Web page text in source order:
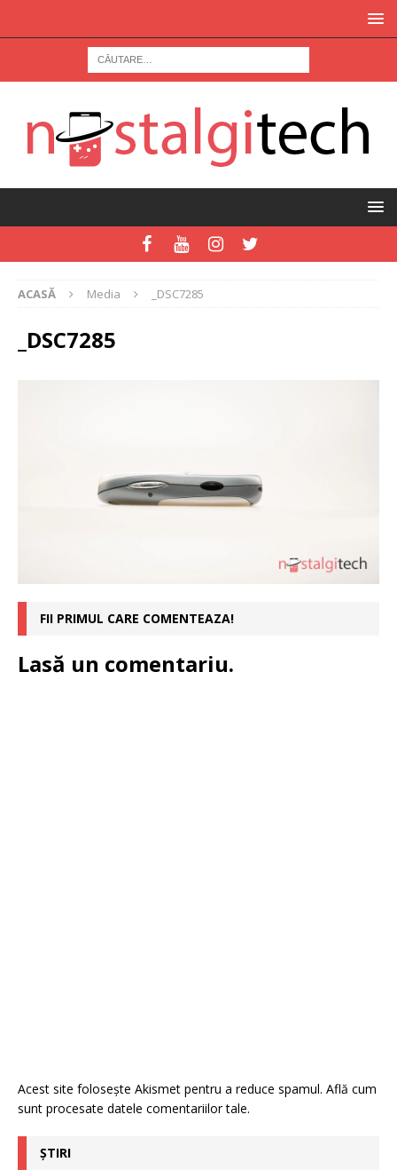
ACASĂ Media _DSC7285
_DSC7285
FII PRIMUL CARE COMENTEAZA!
Lasă un comentariu.
Acest site folosește Akismet pentru a reduce spamul. Află cum
sunt procesate datele comentariilor tale.
ȘTIRI